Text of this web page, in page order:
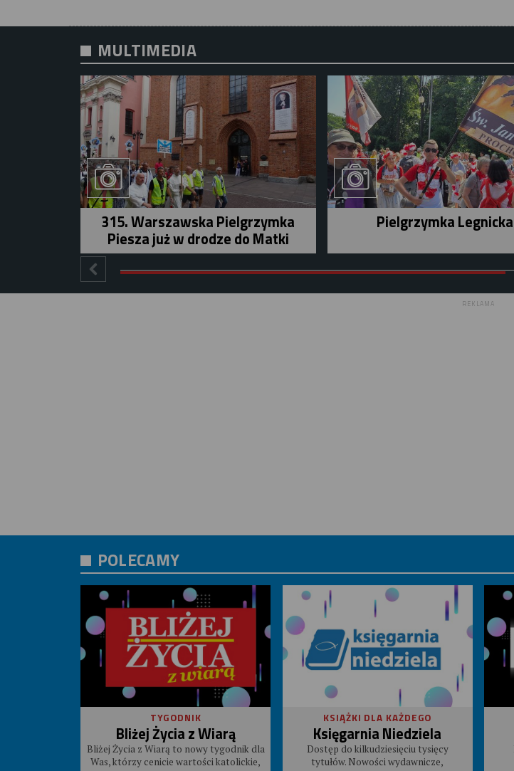
MULTIMEDIA
315. Warszawska Pielgrzymka
Piesza już w drodze do Matki
Pielgrzymka Legnicka
REKLAMA
POLECAMY
TYGODNIK
Bliżej Życia z Wiarą
Bliżej Życia z Wiarą to nowy tygodnik dla
Was, którzy cenicie wartości katolickie,
KSIĄŻKI DLA KAŻDEGO
Księgarnia Niedziela
Dostęp do kilkudziesięciu tysięcy
tytułów. Nowości wydawnicze,